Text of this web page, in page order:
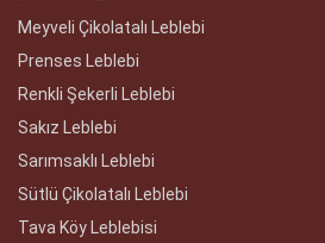
Meyveli Çikolatalı Leblebi
Prenses Leblebi
Renkli Şekerli Leblebi
Sakız Leblebi
Sarımsaklı Leblebi
Sütlü Çikolatalı Leblebi
Tava Köy Leblebisi